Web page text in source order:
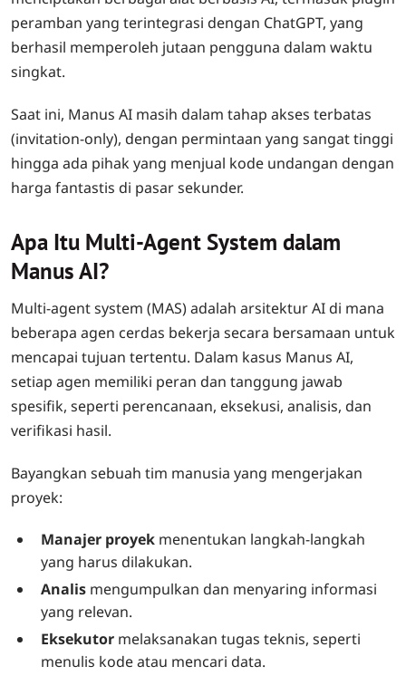
peramban yang terintegrasi dengan ChatGPT, yang
berhasil memperoleh jutaan pengguna dalam waktu
singkat.
Saat ini, Manus AI masih dalam tahap akses terbatas
(invitation-only), dengan permintaan yang sangat tinggi
hingga ada pihak yang menjual kode undangan dengan
harga fantastis di pasar sekunder.
Apa Itu Multi-Agent System dalam
Manus AI?
Multi-agent system (MAS) adalah arsitektur AI di mana
beberapa agen cerdas bekerja secara bersamaan untuk
mencapai tujuan tertentu. Dalam kasus Manus AI,
setiap agen memiliki peran dan tanggung jawab
spesifik, seperti perencanaan, eksekusi, analisis, dan
verifikasi hasil.
Bayangkan sebuah tim manusia yang mengerjakan
proyek:
Manajer proyek menentukan langkah-langkah
yang harus dilakukan.
Analis mengumpulkan dan menyaring informasi
yang relevan.
Eksekutor melaksanakan tugas teknis, seperti
menulis kode atau mencari data.